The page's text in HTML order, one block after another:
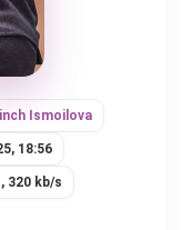
Ismoilova
18:56
320 kb/s